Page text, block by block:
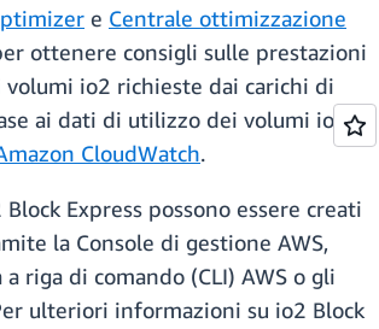
e Centrale ottimizzazione
ottenere consigli sulle prestazioni
io2 richieste dai carichi di
ai dati di utilizzo dei volumi io1
CloudWatch.
Express possono essere creati
la Console di gestione AWS,
riga di comando (CLI) AWS o gli
ulteriori informazioni su io2 Block